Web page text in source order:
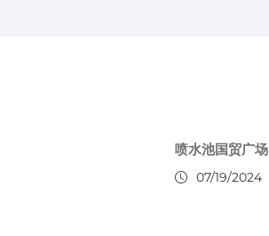
喷水池国贸广场
07/19/2024